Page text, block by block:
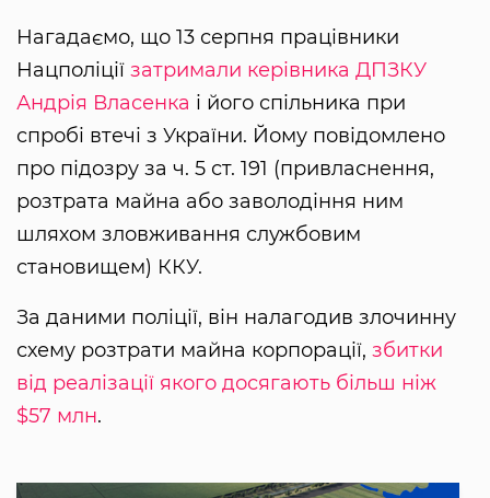
Нагадаємо, що 13 серпня працівники
Нацполіції затримали керівника ДПЗКУ
Андрія Власенка і його спільника при
спробі втечі з України. Йому повідомлено
про підозру за ч. 5 ст. 191 (привласнення,
розтрата майна або заволодіння ним
шляхом зловживання службовим
становищем) ККУ.
За даними поліції, він налагодив злочинну
схему розтрати майна корпорації, збитки
від реалізації якого досягають більш ніж
$57 млн.